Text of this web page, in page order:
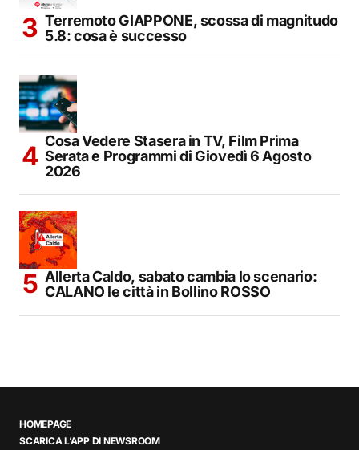
Terremoto GIAPPONE, scossa di magnitudo
5.8: cosa è successo
Cosa Vedere Stasera in TV, Film Prima
Serata e Programmi di Giovedì 6 Agosto
2026
Allerta Caldo, sabato cambia lo scenario:
CALANO le città in Bollino ROSSO
HOMEPAGE
SCARICA L’APP DI NEWSROOM